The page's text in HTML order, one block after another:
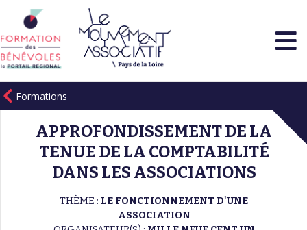
Formations
APPROFONDISSEMENT DE LA
TENUE DE LA COMPTABILITÉ
DANS LES ASSOCIATIONS
THÈME : LE FONCTIONNEMENT D'UNE
ASSOCIATION